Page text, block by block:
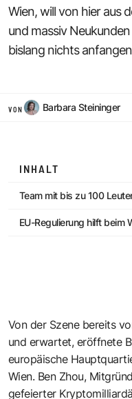
Wien, will von hier aus
und massiv
bislang nichts
VON Barbara Steininger
INHALT
Team mit bis zu 100
EU-Regulierung hilft beim
Von der Szene bereits
und erwartet, eröffnete
europäische
Wien. Ben Zhou,
gefeierter